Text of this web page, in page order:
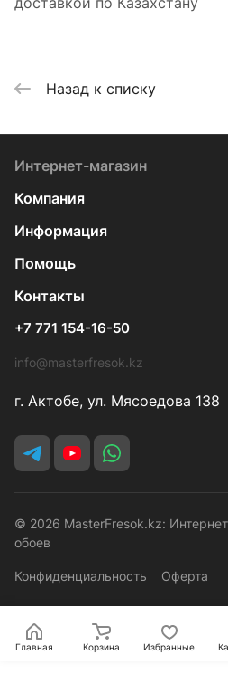
Назад к списку
Интернет-магазин
Компания
Информация
Помощь
Контакты
+7 771 154-16-50
info@masterfresok.kz
г. Актобе, ул. Мясоедова 138
© 2026 MasterFresok.kz:
обоев
Конфиденциальность Оферта
Главная Корзина Избранные